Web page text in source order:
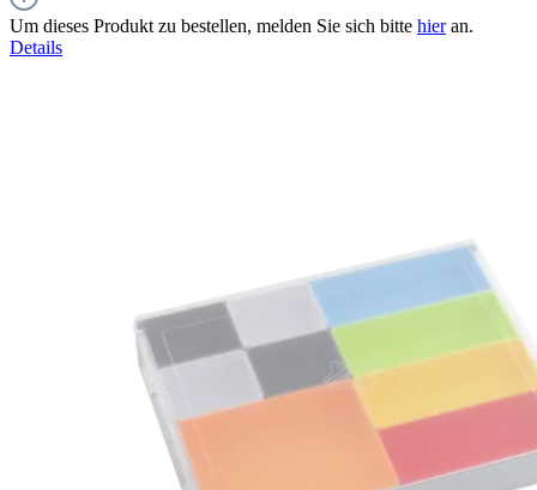
Um dieses Produkt zu bestellen, melden Sie sich bitte hieran.
Details